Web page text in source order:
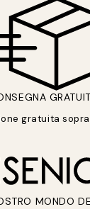
gratuita
MONDO